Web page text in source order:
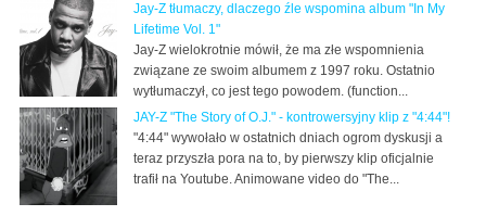
Jay-Z tłumaczy, dlaczego źle wspomina album "In My
Lifetime Vol. 1"
Jay-Z wielokrotnie mówił, że ma złe wspomnienia
związane ze swoim albumem z 1997 roku. Ostatnio
wytłumaczył, co jest tego powodem. (function...
JAY-Z "The Story of O.J." - kontrowersyjny klip z "4:44"!
"4:44" wywołało w ostatnich dniach ogrom dyskusji a
teraz przyszła pora na to, by pierwszy klip oficjalnie
trafił na Youtube. Animowane video do "The...